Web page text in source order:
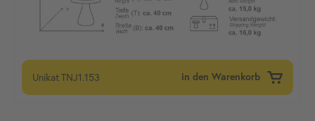
UnikatTNJ1.153 in den Warenkorb